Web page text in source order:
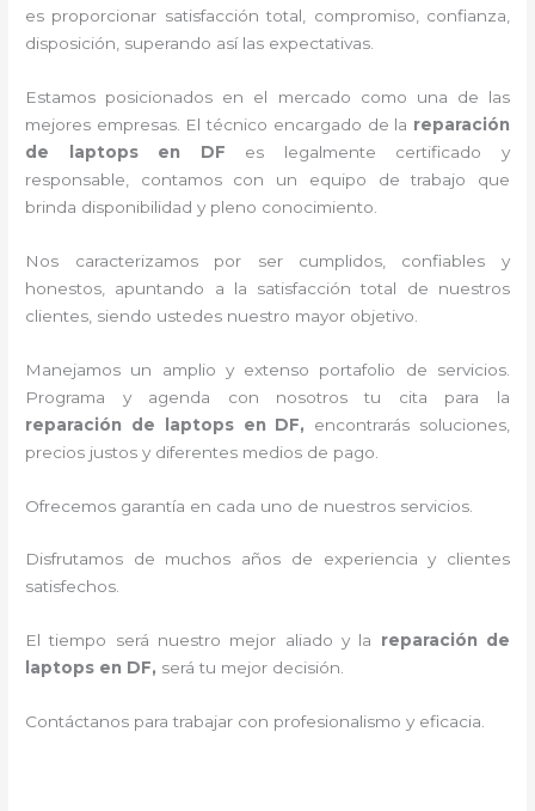
es proporcionar satisfacción total, compromiso, confianza,
disposición, superando así las expectativas.
Estamos posicionados en el mercado como una de las
mejores empresas. El técnico encargado de la reparación
de laptops en DF es legalmente certificado y
responsable, contamos con un equipo de trabajo que
brinda disponibilidad y pleno conocimiento.
Nos caracterizamos por ser cumplidos, confiables y
honestos, apuntando a la satisfacción total de nuestros
clientes, siendo ustedes nuestro mayor objetivo.
Manejamos un amplio y extenso portafolio de servicios.
Programa y agenda con nosotros tu cita para la
reparación de laptops en DF, encontrarás soluciones,
precios justos y diferentes medios de pago.
Ofrecemos garantía en cada uno de nuestros servicios.
Disfrutamos de muchos años de experiencia y clientes
satisfechos.
El tiempo será nuestro mejor aliado y la reparación de
laptops en DF, será tu mejor decisión.
Contáctanos para trabajar con profesionalismo y eficacia.